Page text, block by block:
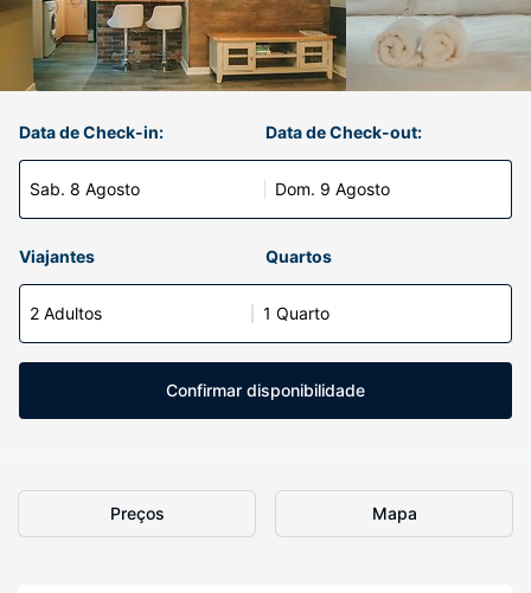
Data de Check-in:
Sab. 8 Agosto
Data de Check-out:
Dom. 9 Agosto
Viajantes Quartos
2 Adultos 1 Quarto
Confirmar disponibilidade
Preços Mapa